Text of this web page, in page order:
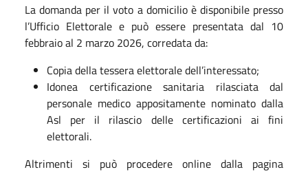
La domanda per il voto a domicilio è disponibile presso
l’Ufficio Elettorale e può essere presentata dal 10
febbraio al 2 marzo 2026, corredata da:
Copia della tessera elettorale dell’interessato;
Idonea certificazione sanitaria rilasciata dal
personale medico appositamente nominato dalla
Asl per il rilascio delle certificazioni ai fini
elettorali.
Altrimenti si può procedere online dalla pagina